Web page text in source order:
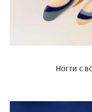
Ногти с